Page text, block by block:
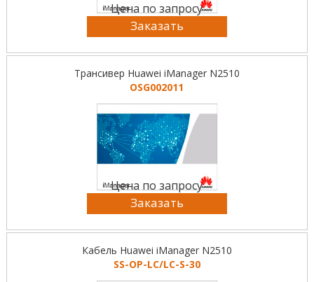
Цена по запросу
Заказать
Трансивер Huawei iManager N2510
OSG002011
Цена по запросу
Заказать
Кабель Huawei iManager N2510
SS-OP-LC/LC-S-30